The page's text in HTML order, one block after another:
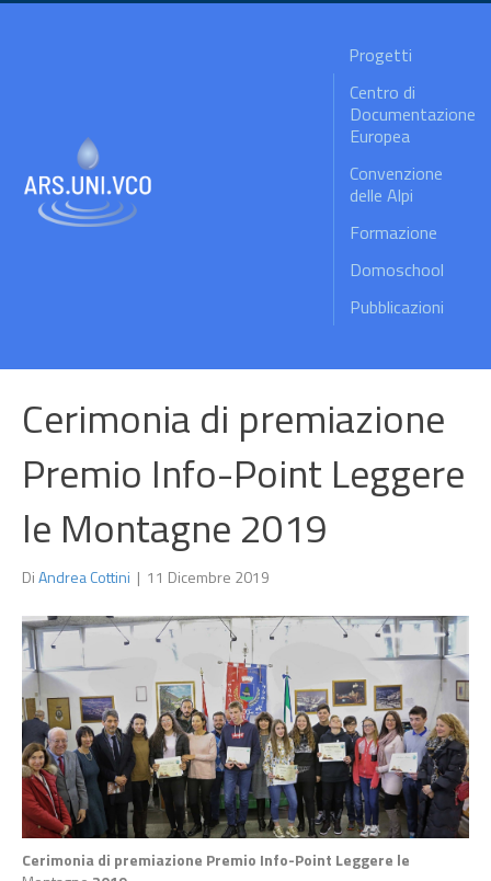
Progetti
Centro di
Documentazione
Europea
Convenzione
delle Alpi
Formazione
Domoschool
Pubblicazioni
Cerimonia di premiazione
Premio Info-Point Leggere
le Montagne 2019
DiAndrea Cottini | 11 Dicembre 2019
Cerimonia di premiazione Premio Info-Point Leggere le